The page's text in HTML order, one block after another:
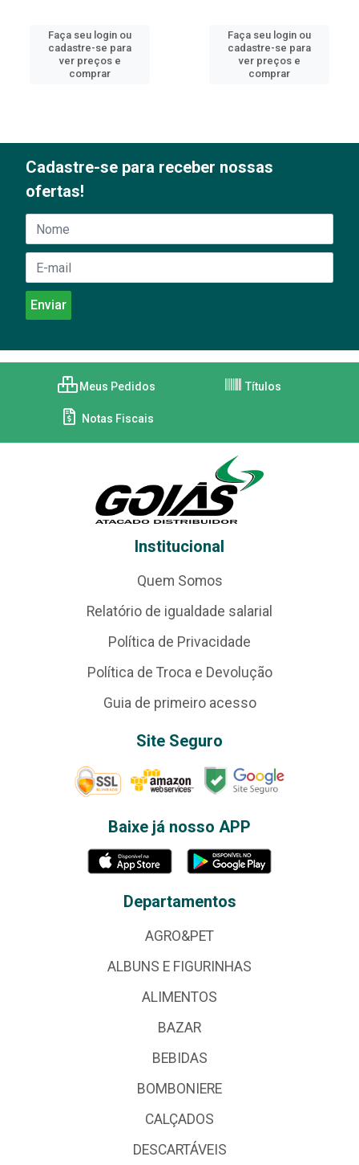
Faça seu login ou
cadastre-se para
ver preços e
comprar
Faça seu login ou
cadastre-se para
ver preços e
comprar
Cadastre-se para receber nossas
ofertas!
Meus Pedidos Títulos
Notas Fiscais
Institucional
Quem Somos
Relatório de igualdade salarial
Política de Privacidade
Política de Troca e Devolução
Guia de primeiro acesso
Site Seguro
Baixe já nosso APP
Departamentos
AGRO&PET
ALBUNS E FIGURINHAS
ALIMENTOS
BAZAR
BEBIDAS
BOMBONIERE
CALÇADOS
DESCARTÁVEIS